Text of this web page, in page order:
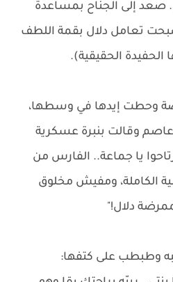
صعد إلى الجناح بمساعدة
تعامل دلال بقمة اللطف
الحقيقية).
وحطت إيدها في وسطها،
وقالت بنبرة عسكرية
يا جماعة.. الفارس من
الكاملة، ومفيش مخلوق
دلال!"
وطبطب على كتفها: